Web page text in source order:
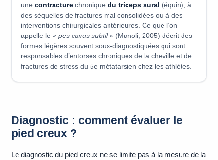
une contracturechronique du triceps sural (équin), à
des séquelles de fractures mal consolidées ou à des
interventions chirurgicales antérieures. Ce que l’on
appelle le « pes cavus subtil »(Manoli, 2005) décrit des
formes légères souvent sous-diagnostiquées qui sont
responsables d’entorses chroniques de la cheville et de
fractures de stress du 5e métatarsien chez les athlètes.
Diagnostic : comment évaluer le
pied creux ?
Le diagnostic du pied creux ne se limite pas à la mesure de la